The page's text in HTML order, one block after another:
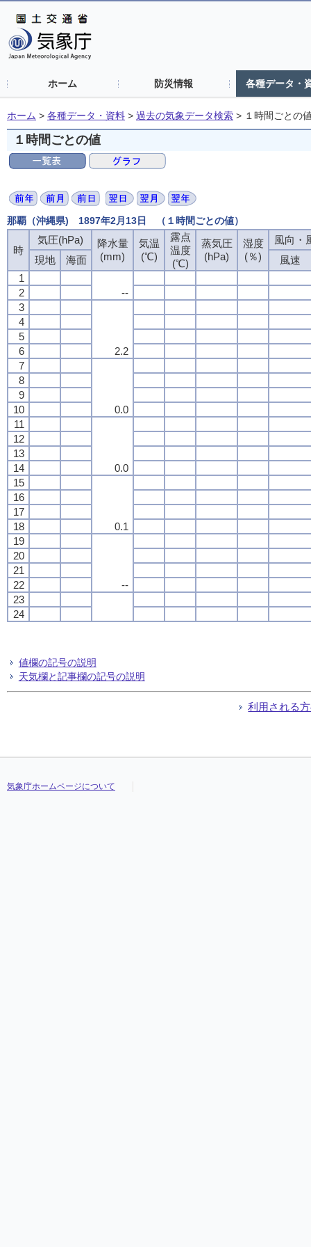
ホーム 防災情報 各種データ・
ホーム > 各種データ・資料 > 過去の気象データ検索 > １時間ごとの
１時間ごとの値
那覇（沖縄県) 1897年2月13日 （１時間ごとの値）
時
気圧(hPa)
降水量
(mm)
気温
(℃)
露点
温度
(℃)
蒸気圧
(hPa)
湿度
(％)
風向・
現地
海面
風速
1
--
2
3
2.2
4
5
6
7
0.0
8
9
10
11
0.0
12
13
14
15
0.1
16
17
18
19
--
20
21
22
23
24
値欄の記号の説明
天気欄と記事欄の記号の説明
利用される
気象庁ホームページについて